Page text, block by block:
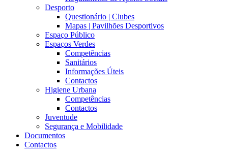
Desporto
Questionário | Clubes
Mapas | Pavilhões Desportivos
Espaço Público
Espaços Verdes
Competências
Sanitários
Informações Úteis
Contactos
Higiene Urbana
Competências
Contactos
Juventude
Segurança e Mobilidade
Documentos
Contactos